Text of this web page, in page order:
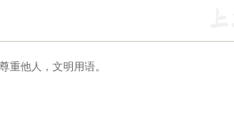
重他人，文明用语。